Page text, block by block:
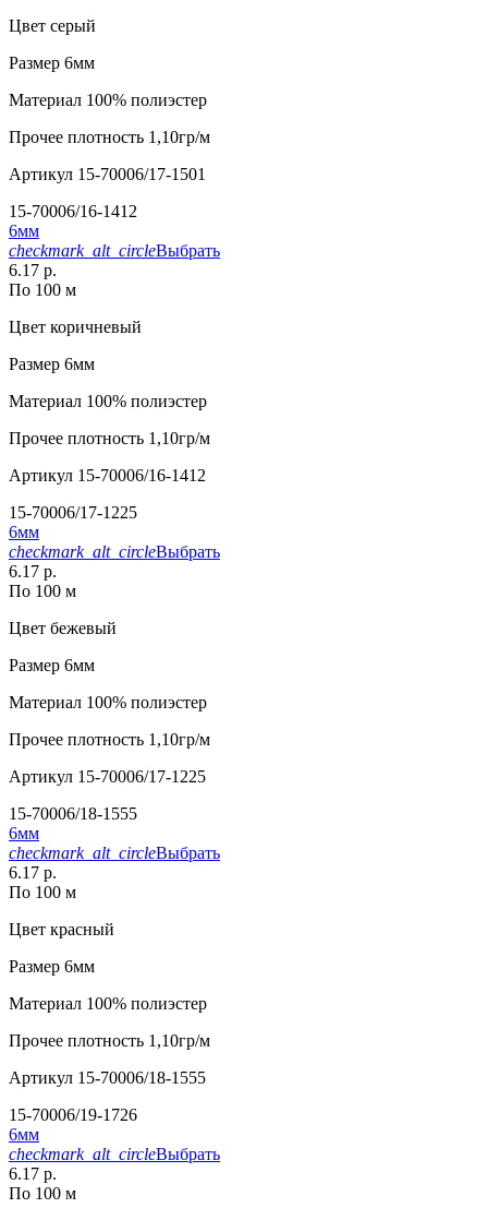
Цвет серый
Размер 6мм
Материал 100% полиэстер
Прочее плотность 1,10гр/м
Артикул 15-70006/17-1501
15-70006/16-1412
6мм
checkmark_alt_circleВыбрать
6.17 р.
По 100 м
Цвет коричневый
Размер 6мм
Материал 100% полиэстер
Прочее плотность 1,10гр/м
Артикул 15-70006/16-1412
15-70006/17-1225
6мм
checkmark_alt_circleВыбрать
6.17 р.
По 100 м
Цвет бежевый
Размер 6мм
Материал 100% полиэстер
Прочее плотность 1,10гр/м
Артикул 15-70006/17-1225
15-70006/18-1555
6мм
checkmark_alt_circleВыбрать
6.17 р.
По 100 м
Цвет красный
Размер 6мм
Материал 100% полиэстер
Прочее плотность 1,10гр/м
Артикул 15-70006/18-1555
15-70006/19-1726
6мм
checkmark_alt_circleВыбрать
6.17 р.
По 100 м